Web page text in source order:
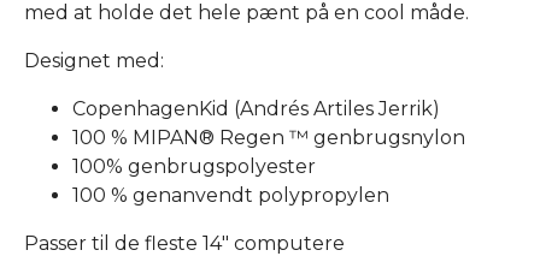
med at holde det hele pænt på en cool måde.
Designet med:
CopenhagenKid (Andrés Artiles Jerrik)
100 % MIPAN® Regen ™ genbrugsnylon
100% genbrugspolyester
100 % genanvendt polypropylen
Passer til de fleste 14" computere